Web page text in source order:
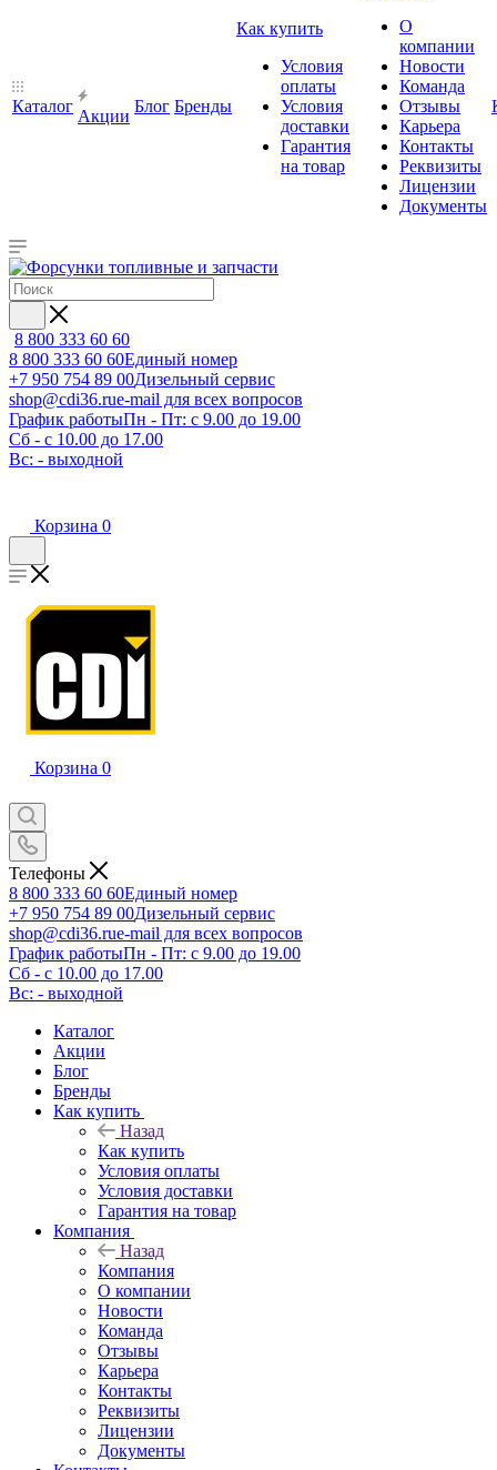
Каталог
Акции
Блог Бренды
Как купить
Условия
оплаты
Условия
доставки
Гарантия
на товар
О
компании
Новости
Команда
Отзывы
Карьера
Контакты
Реквизиты
Лицензии
Документы
8 800 333 60 60
8 800 333 60 60Единый номер
+7 950 754 89 00Дизельный сервис
shop@cdi36.rue-mail для всех вопросов
График работыПн - Пт: с 9.00 до 19.00
Сб - с 10.00 до 17.00
Вс: - выходной
Корзина 0
Корзина 0
Телефоны
8 800 333 60 60Единый номер
+7 950 754 89 00Дизельный сервис
shop@cdi36.rue-mail для всех вопросов
График работыПн - Пт: с 9.00 до 19.00
Сб - с 10.00 до 17.00
Вс: - выходной
Каталог
Акции
Блог
Бренды
Как купить
Назад
Как купить
Условия оплаты
Условия доставки
Гарантия на товар
Компания
Назад
Компания
О компании
Новости
Команда
Отзывы
Карьера
Контакты
Реквизиты
Лицензии
Документы